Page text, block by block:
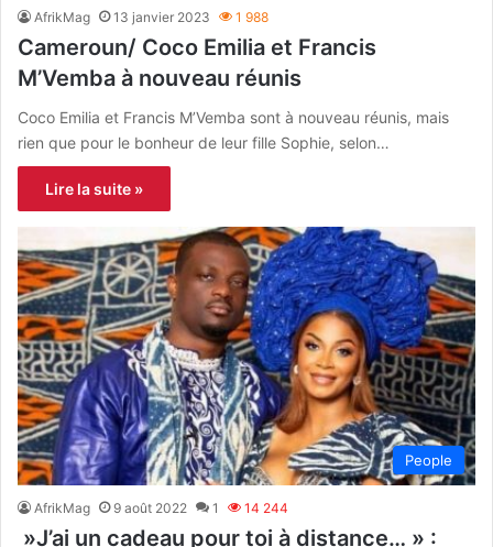
AfrikMag 13 janvier 2023 1 988
Cameroun/ Coco Emilia et Francis
M’Vemba à nouveau réunis
Coco Emilia et Francis M’Vemba sont à nouveau réunis, mais
rien que pour le bonheur de leur fille Sophie, selon…
Lire la suite »
People
AfrikMag 9 août 2022 1 14 244
»J’ai un cadeau pour toi à distance… » :